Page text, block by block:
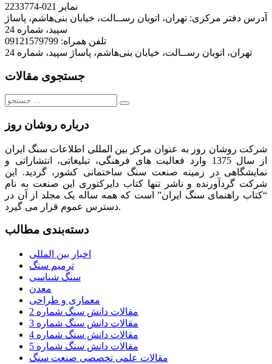
نمابر
021-2233774
آدرس دفتر مرکزی: تهران، اتوبان رســالت، خیابان بنی‌هاشم، پاساژ
سپید، شماره 24
تلفن همراه: 09121579799
تهران، اتوبان رســالت، خیابان بنی‌هاشم، پاساژ سپید، شماره 24
جستجوی مقالات
جستجو
درباره روشان روز
شرکت روشان روز به عنوان مرکز بین المللی اطلاعات سنگ ایران
از سال 1375 وارد فعالیت های فرهنگی، تبلیغاتی، انتشاراتی و
نمایشگاهی در زمینه صنعت سنگ ساختمانی کشور، گردید. این
شرکت گردآورنده و ناشر تنها کتاب دایرکتوری این صنعت به نام
“کتاب راهنمای سنگ ایران” است که همه ساله یک مجلد از آن در
دسترس عموم قرار می گیرد.
دسته‌بندی مطالب
اخبار بین المللی
ترمیم سنگ
سنگ شناسی
معدن
معماری و طراحی
مقالات دانش سنگ شماره 2
مقالات دانش سنگ شماره 3
مقالات دانش سنگ شماره 4
مقالات دانش سنگ شماره 5
مقالات علمی تخصصی صنعت سنگ